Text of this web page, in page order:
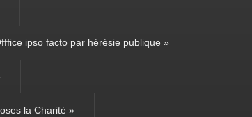
ipso facto par hérésie publique »
la Charité »